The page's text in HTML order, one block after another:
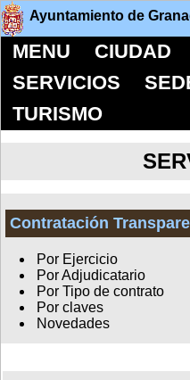
Ayuntamiento de
MENU CIUDAD
SERVICIOS
TURISMO
Contratación
Por Ejercicio
Por Adjudicatario
Por Tipo de contrato
Por claves
Novedades